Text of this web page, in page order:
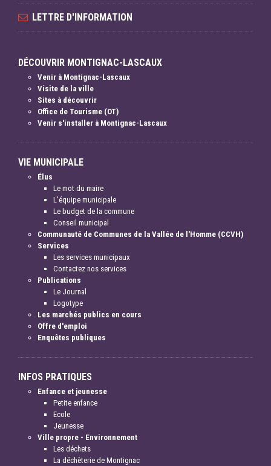
LETTRE D'INFORMATION
DÉCOUVRIR MONTIGNAC-LASCAUX
Venir à Montignac-Lascaux
Visite de la ville
Sites à découvrir
Office de Tourisme (OT)
Venir s'installer à Montignac-Lascaux
VIE MUNICIPALE
Élus
Le mot du maire
L'équipe municipale
Le budget de la commune
Conseil municipal
Communauté de Communes de la Vallée de l'Homme (CCVH)
Services
Les services municipaux
Contactez nos services
Publications
Le Journal
Logotype
Les marchés publics en cours
Offre d'emploi
Enquêtes publiques
INFOS PRATIQUES
Enfance et jeunesse
Petite enfance
Ecole
Jeunesse
Ville propre - Environnement
Les déchets
La déchèterie de Montignac